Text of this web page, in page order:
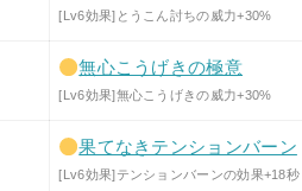
[Lv6効果]とうこん討ちの威力+30%
無心こうげきの極意
[Lv6効果]無心こうげきの威力+30%
果てなきテンションバーン
[Lv6効果]テンションバーンの効果+18秒